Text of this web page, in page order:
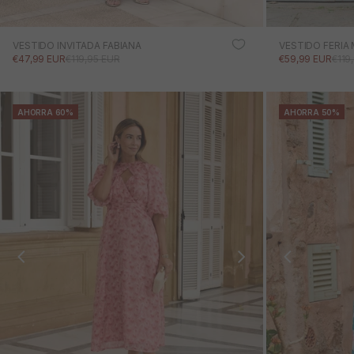
VESTIDO INVITADA FABIANA
PRECIO DE OFERTA
€47,99 EURPRECIO NORMAL
€119,95 EUR
VESTIDO FERIA
PRECIO DE
€59,99 EUR
AHORRA 60% AHORRA 50%